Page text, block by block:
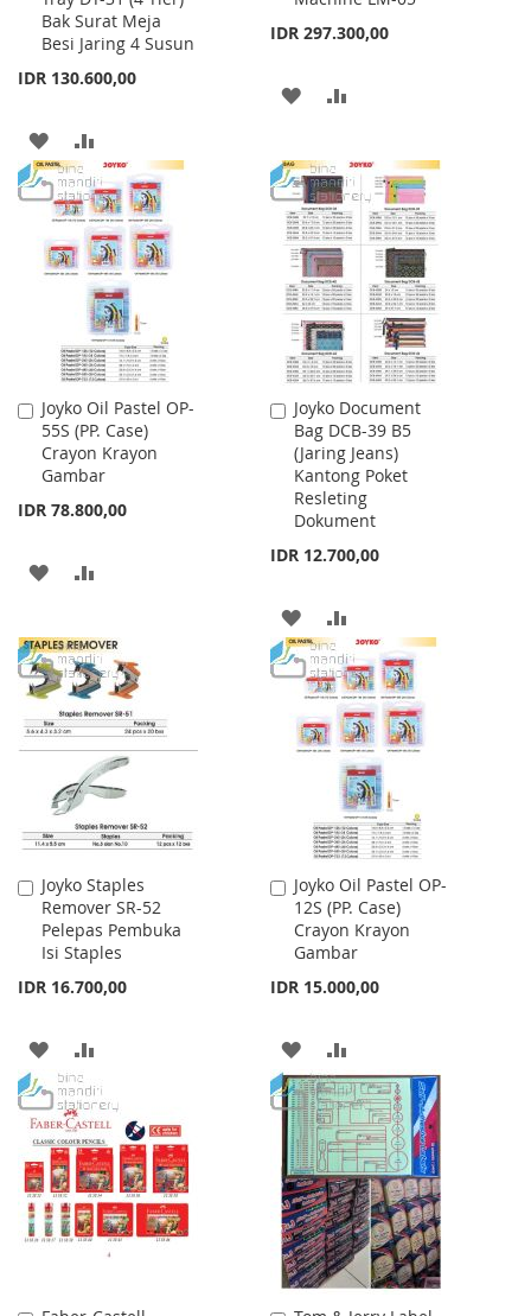
Bak Surat Meja
Besi Jaring 4 Susun
IDR 130.600,00
Cart
ADD
TO
WISH
LIST
TO
COMPARE
IDR 297.300,00
Cart
ADD
WISH
LIST
COMPARE
Joyko Oil Pastel OP-
55S (PP. Case)
Crayon Krayon
Gambar
IDR 78.800,00
Add
to
Cart
ADD
WISH
LIST
COMPARE
Joyko Document
Bag DCB-39 B5
(Jaring Jeans)
Kantong Poket
Resleting
Dokument
IDR 12.700,00
Add
to
Cart
ADD
TO
WISH
LIST
TO
COMPARE
Joyko Staples
Remover SR-52
Pelepas Pembuka
Isi Staples
IDR 16.700,00
Add
to
Cart
ADD
TO
WISH
LIST
TO
COMPARE
Joyko Oil Pastel OP-
12S (PP. Case)
Crayon Krayon
Gambar
IDR 15.000,00
Add
to
Cart
ADD
TO
WISH
LIST
TO
COMPARE